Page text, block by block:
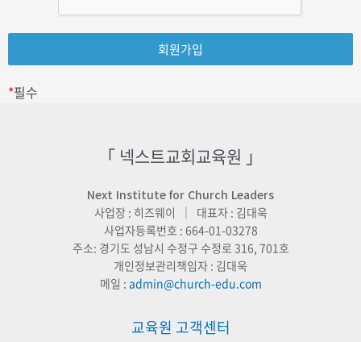
*필수
「 넥스트교회교육원 」
Next Institute for Church Leaders
사업장 : 히즈웨이 ｜ 대표자 : 김대욱
사업자등록번호 : 664-01-03278
주소: 경기도 성남시 수정구 수정로 316, 701호
개인정보관리책임자 : 김대욱
메일 : admin@church-edu.com
교육원 고객센터